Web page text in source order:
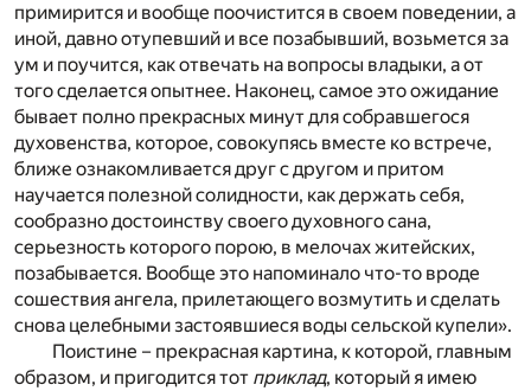
примирится и вообще поочистится в своем поведении, а
иной, давно отупевший и все позабывший, возьмется за
ум и поучится, как отвечать на вопросы владыки, а от
того сделается опытнее. Наконец, самое это ожидание
бывает полно прекрасных минут для собравшегося
духовенства, которое, совокупясь вместе ко встрече,
ближе ознакомливается друг с другом и притом
научается полезной солидности, как держать себя,
сообразно достоинству своего духовного сана,
серьезность которого порою, в мелочах житейских,
позабывается. Вообще это напоминало что-то вроде
сошествия ангела, прилетающего возмутить и сделать
снова целебными застоявшиеся воды сельской купели».
Поистине – прекрасная картина, к которой, главным
образом, и пригодится тот приклад, который я имею